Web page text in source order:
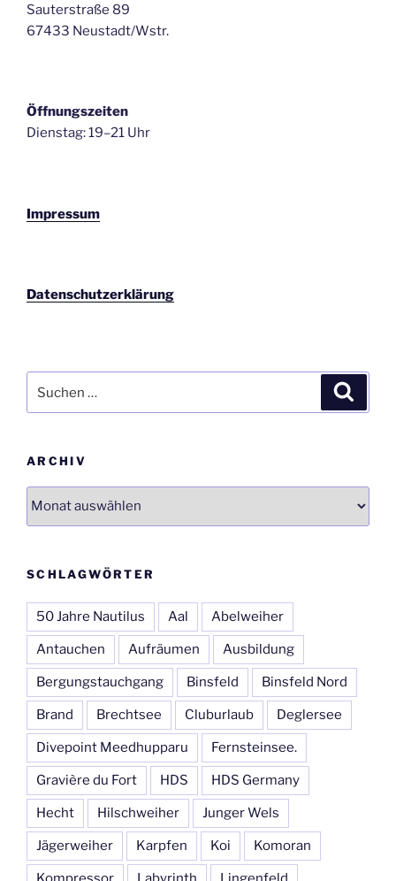
Sauterstraße 89
67433 Neustadt/Wstr.
Öffnungszeiten
Dienstag: 19–21 Uhr
Impressum
Datenschutzerklärung
nach:
ARCHIV
Archiv
SCHLAGWÖRTER
50 Jahre Nautilus Aal Abelweiher
Antauchen Aufräumen Ausbildung
Bergungstauchgang Binsfeld Binsfeld Nord
Brand Brechtsee Cluburlaub Deglersee
Divepoint Meedhupparu Fernsteinsee.
Gravière du Fort HDS HDS Germany
Hecht Hilschweiher Junger Wels
Jägerweiher Karpfen Koi Komoran